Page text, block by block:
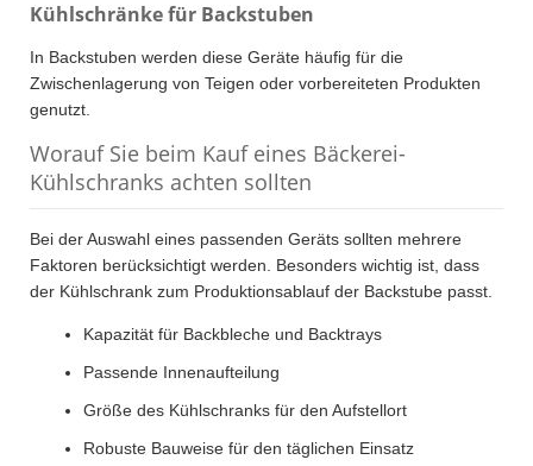
Kühlschränke für Backstuben
In Backstuben werden diese Geräte häufig für die
Zwischenlagerung von Teigen oder vorbereiteten Produkten
genutzt.
Worauf Sie beim Kauf eines Bäckerei-
Kühlschranks achten sollten
Bei der Auswahl eines passenden Geräts sollten mehrere
Faktoren berücksichtigt werden. Besonders wichtig ist, dass
der Kühlschrank zum Produktionsablauf der Backstube passt.
Kapazität für Backbleche und Backtrays
Passende Innenaufteilung
Größe des Kühlschranks für den Aufstellort
Robuste Bauweise für den täglichen Einsatz